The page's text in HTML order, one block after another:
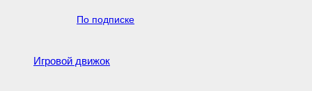
По подписке
Игровой движок